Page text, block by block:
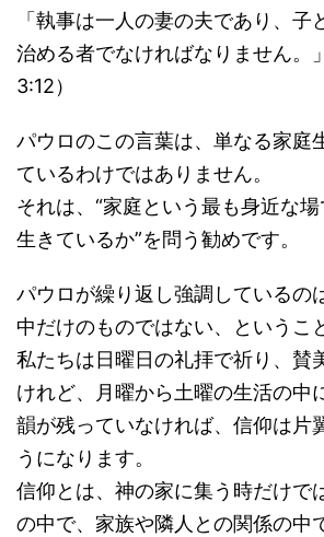
「執事は一人の妻の夫であり、子
治める者でなければなりません。
3:12）
パウロのこの言葉は、単なる家庭
ているわけではありません。
それは、“家庭という最も身近な
生きているか”を問う勧めです。
パウロが繰り返し強調しているの
中だけのものではない、というこ
私たちは日曜日の礼拝で祈り、賛
けれど、月曜から土曜の生活の中
韻が残っていなければ、信仰は片
うになります。
信仰とは、神の家に集う時だけで
の中で、家族や隣人との関係の中